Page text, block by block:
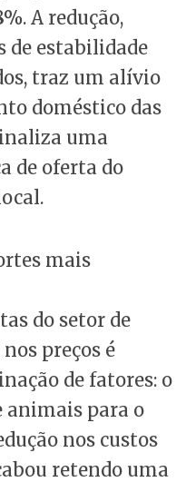
. A redução,
de estabilidade
traz um alívio
doméstico das
uma
de oferta do
mais
do setor de
preços é
de fatores: o
animais para o
nos custos
retendo uma